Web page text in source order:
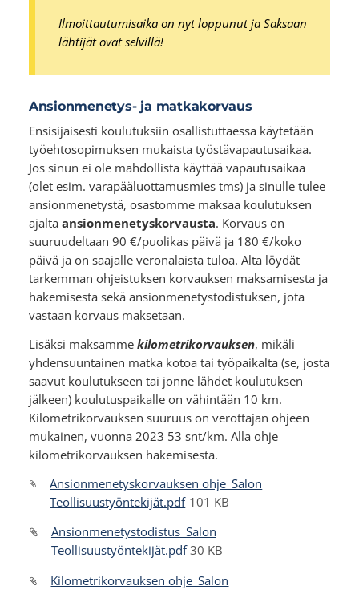
Ilmoittautumisaika on nyt loppunut ja Saksaan
lähtijät ovat selvillä!
Ansionmenetys- ja matkakorvaus
Ensisijaisesti koulutuksiin osallistuttaessa käytetään
työehtosopimuksen mukaista työstävapautusaikaa.
Jos sinun ei ole mahdollista käyttää vapautusaikaa
(olet esim. varapääluottamusmies tms) ja sinulle tulee
ansionmenetystä, osastomme maksaa koulutuksen
ajalta ansionmenetyskorvausta. Korvaus on
suuruudeltaan 90 €/puolikas päivä ja 180 €/koko
päivä ja on saajalle veronalaista tuloa. Alta löydät
tarkemman ohjeistuksen korvauksen maksamisesta ja
hakemisesta sekä ansionmenetystodistuksen, jota
vastaan korvaus maksetaan.
Lisäksi maksamme kilometrikorvauksen, mikäli
yhdensuuntainen matka kotoa tai työpaikalta (se, josta
saavut koulutukseen tai jonne lähdet koulutuksen
jälkeen) koulutuspaikalle on vähintään 10 km.
Kilometrikorvauksen suuruus on verottajan ohjeen
mukainen, vuonna 2023 53 snt/km. Alla ohje
kilometrikorvauksen hakemisesta.
Ansionmenetyskorvauksen ohje_Salon
Teollisuustyöntekijät.pdf 101 KB
Ansionmenetystodistus_Salon
Teollisuustyöntekijät.pdf 30 KB
Kilometrikorvauksen ohje_Salon